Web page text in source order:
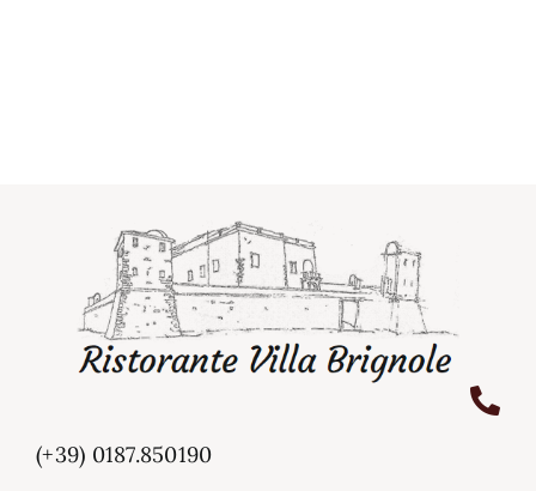
(+39) 0187.850190